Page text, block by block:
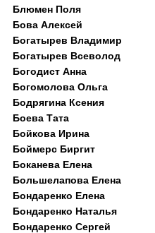
Блюмен Поля
Бова Алексей
Богатырев Владимир
Богатырев Всеволод
Богодист Анна
Богомолова Ольга
Бодрягина Ксения
Боева Тата
Бойкова Ирина
Боймерс Биргит
Боканева Елена
Большелапова Елена
Бондаренко Елена
Бондаренко Наталья
Бондаренко Сергей